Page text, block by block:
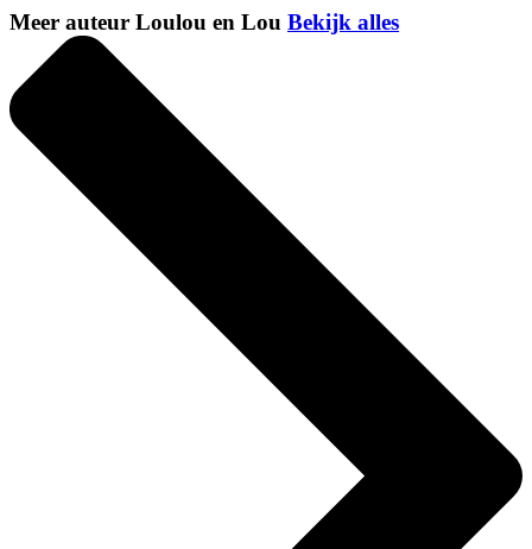
Meer auteur Loulou en Lou Bekijk alles